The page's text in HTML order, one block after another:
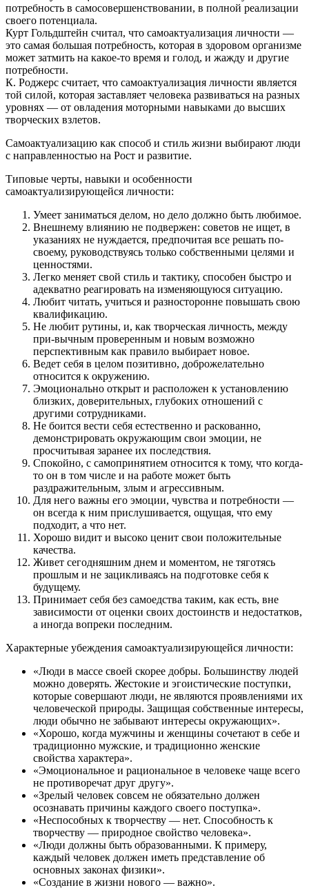
потребность в самосовершенствовании, в полной реализации
своего потенциала.
Курт Гольдштейн считал, что самоактуализация личности —
это самая большая потребность, которая в здоровом организме
может затмить на какое-то время и голод, и жажду и другие
потребности.
К. Роджерс считает, что самоактуализация личности является
той силой, которая заставляет человека развиваться на разных
уровнях — от овладения моторными навыками до высших
творческих взлетов.
Самоактуализацию как способ и стиль жизни выбирают люди
с направленностью на Рост и развитие.
Типовые черты, навыки и особенности
самоактуализирующейся личности:
Умеет заниматься делом, но дело должно быть любимое.
Внешнему влиянию не подвержен: советов не ищет, в
указаниях не нуждается, предпочитая все решать по-
своему, руководствуясь только собственными целями и
ценностями.
Легко меняет свой стиль и тактику, способен быстро и
адекватно реагировать на изменяющуюся ситуацию.
Любит читать, учиться и разносторонне повышать свою
квалификацию.
Не любит рутины, и, как творческая личность, между
при-вычным проверенным и новым возможно
перспективным как правило выбирает новое.
Ведет себя в целом позитивно, доброжелательно
относится к окружению.
Эмоционально открыт и расположен к установлению
близких, доверительных, глубоких отношений с
другими сотрудниками.
Не боится вести себя естественно и раскованно,
демонстрировать окружающим свои эмоции, не
просчитывая заранее их последствия.
Спокойно, с самопринятием относится к тому, что когда-
то он в том числе и на работе может быть
раздражительным, злым и агрессивным.
Для него важны его эмоции, чувства и потребности —
он всегда к ним прислушивается, ощущая, что ему
подходит, а что нет.
Хорошо видит и высоко ценит свои положительные
качества.
Живет сегодняшним днем и моментом, не тяготясь
прошлым и не зацикливаясь на подготовке себя к
будущему.
Принимает себя без самоедства таким, как есть, вне
зависимости от оценки своих достоинств и недостатков,
а иногда вопреки последним.
Характерные убеждения самоактуализирующейся личности:
«Люди в массе своей скорее добры. Большинству людей
можно доверять. Жестокие и эгоистические поступки,
которые совершают люди, не являются проявлениями их
человеческой природы. Защищая собственные интересы,
люди обычно не забывают интересы окружающих».
«Хорошо, когда мужчины и женщины сочетают в себе и
традиционно мужские, и традиционно женские
свойства характера».
«Эмоциональное и рациональное в человеке чаще всего
не противоречат друг другу».
«Зрелый человек совсем не обязательно должен
осознавать причины каждого своего поступка».
«Неспособных к творчеству — нет. Способность к
творчеству — природное свойство человека».
«Люди должны быть образованными. К примеру,
каждый человек должен иметь представление об
основных законах физики».
«Создание в жизни нового — важно».